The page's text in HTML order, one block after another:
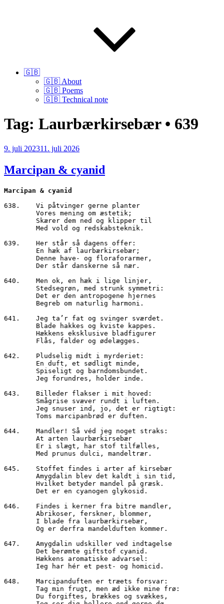
🇬🇧
🇬🇧 About
🇬🇧 Poems
🇬🇧 Technical note
Tag: Laurbærkirsebær • 639
Udgivet
9. juli 202311. juli 2026
Marcipan & cyanid
Marcipan & cyanid
638.	Vi påtvinger gerne planter
        Vores mening om æstetik;
        Skærer dem ned og klipper til
        Med vold og redskabsteknik.
639.	Her står så dagens offer:
        En hæk af laurbærkirsebær;
        Denne have- og floraforarmer,
        Der står danskerne så nær.
640.	Men ok, en hæk i lige linjer,
        Stedsegrøn, med strunk symmetri:
        Det er den antropogene hjernes
        Begreb om naturlig harmoni.
641.	Jeg ta’r fat og svinger sværdet.
        Blade hakkes og kviste kappes.
        Hækkens eksklusive bladfigurer
        Flås, falder og ødelægges.
642.	Pludselig midt i myrderiet:
        En duft, et sødligt minde,
        Spiseligt og barndomsbundet.
        Jeg forundres, holder inde.
643.	Billeder flakser i mit hoved:
        Smågrise svæver rundt i luften.
        Jeg snuser ind, jo, det er rigtigt:
        Toms marcipanbrød er duften.
644.	Mandler! Så véd jeg noget straks:
        At arten laurbærkirsebær
        Er i slægt, har stof tilfælles,
        Med prunus dulci, mandeltrær.
645.	Stoffet findes i arter af kirsebær
        Amygdalin blev det kaldt i sin tid,
        Hvilket betyder mandel på græsk.
        Det er en cyanogen glykosid.
646.	Findes i kerner fra bitre mandler,
        Abrikoser, ferskner, blommer,
        I blade fra laurbærkirsebær,
        Og er derfra mandelduften kommer.
647.	Amygdalin udskiller ved indtagelse
        Det berømte giftstof cyanid.
        Hækkens aromatiske advarsel:
        Ieg har hér et pest- og homicid.
648.	Marcipanduften er træets forsvar:
        Tag min frugt, men æd ikke mine frø:
        Du forgiftes, brækkes og svækkes,